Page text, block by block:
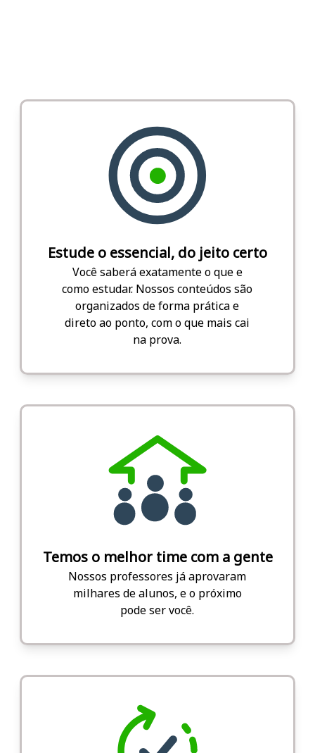
Estude o essencial, do jeito certo
Você saberá exatamente o que e
como estudar. Nossos conteúdos são
organizados de forma prática e
direto ao ponto, com o que mais cai
na prova.
Temos o melhor time com a gente
Nossos professores já aprovaram
milhares de alunos, e o próximo
pode ser você.